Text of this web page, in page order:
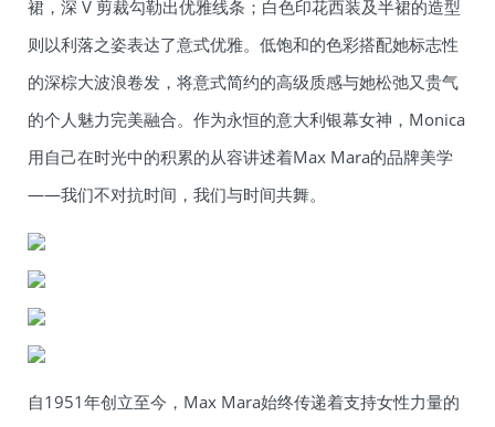
裙，深 V 剪裁勾勒出优雅线条；白色印花西装及半裙的造型
则以利落之姿表达了意式优雅。低饱和的色彩搭配她标志性
的深棕大波浪卷发，将意式简约的高级质感与她松弛又贵气
的个人魅力完美融合。作为永恒的意大利银幕女神，Monica
用自己在时光中的积累的从容讲述着Max Mara的品牌美学
——我们不对抗时间，我们与时间共舞。
自1951年创立至今，Max Mara始终传递着支持女性力量的